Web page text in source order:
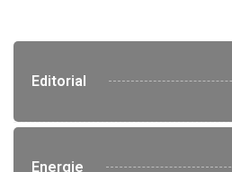
Editorial
Energie